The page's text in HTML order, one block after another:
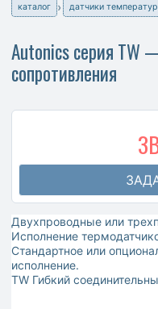
каталог датчики
Autonics серия TW
сопротивления
Двухпроводные или
Исполнение
Стандартное или
исполнение.
TW Гибкий